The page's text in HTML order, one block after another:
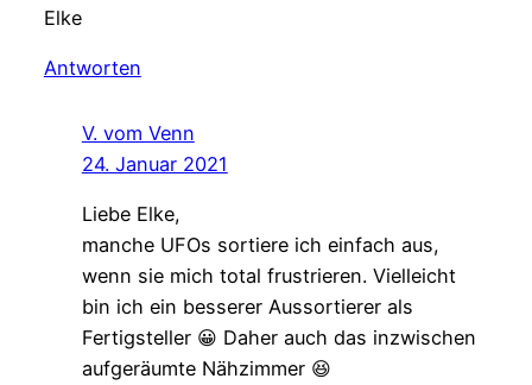
Elke
Antworten
V. vom Venn
24. Januar 2021
Liebe Elke,
manche UFOs sortiere ich einfach aus,
wenn sie mich total frustrieren. Vielleicht
bin ich ein besserer Aussortierer als
Fertigsteller 😀 Daher auch das inzwischen
aufgeräumte Nähzimmer 😆